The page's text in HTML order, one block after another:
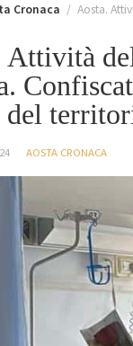
Cronaca Aosta.
Attività
AOSTA CRONACA